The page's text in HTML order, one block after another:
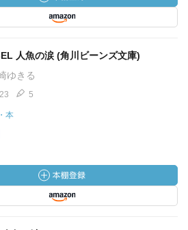
人魚の涙 (角川ビーンズ文庫)
ゆきる
5
本